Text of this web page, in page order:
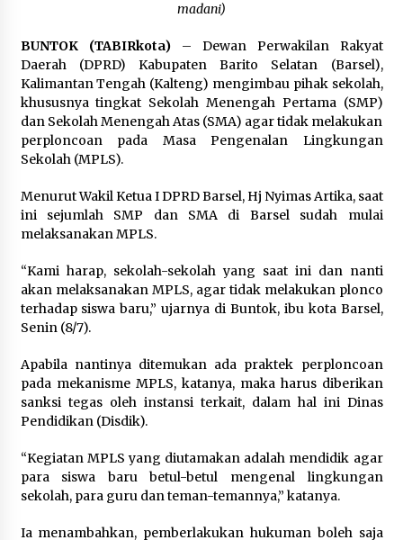
Kejaksaan, Ada Apa?
Agustus 4, 2026
madani)
BUNTOK (TABIRkota)– Dewan Perwakilan Rakyat
Daerah (DPRD) Kabupaten Barito Selatan (Barsel),
Kalimantan Tengah (Kalteng) mengimbau pihak sekolah,
khususnya tingkat Sekolah Menengah Pertama (SMP)
dan Sekolah Menengah Atas (SMA) agar tidak melakukan
perploncoan pada Masa Pengenalan Lingkungan
Sekolah (MPLS).
Menurut Wakil Ketua I DPRD Barsel, Hj Nyimas Artika, saat
ini sejumlah SMP dan SMA di Barsel sudah mulai
melaksanakan MPLS.
“Kami harap, sekolah-sekolah yang saat ini dan nanti
akan melaksanakan MPLS, agar tidak melakukan plonco
terhadap siswa baru,” ujarnya di Buntok, ibu kota Barsel,
Senin (8/7).
Apabila nantinya ditemukan ada praktek perploncoan
pada mekanisme MPLS, katanya, maka harus diberikan
sanksi tegas oleh instansi terkait, dalam hal ini Dinas
Pendidikan (Disdik).
“Kegiatan MPLS yang diutamakan adalah mendidik agar
para siswa baru betul-betul mengenal lingkungan
sekolah, para guru dan teman-temannya,” katanya.
Ia menambahkan, pemberlakukan hukuman boleh saja